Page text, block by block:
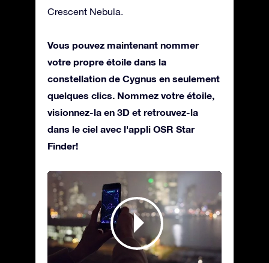
Crescent Nebula.
Vous pouvez maintenant nommer
votre propre étoile dans la
constellation de Cygnus en seulement
quelques clics. Nommez votre étoile,
visionnez-la en 3D et retrouvez-la
dans le ciel avec l'appli OSR Star
Finder!